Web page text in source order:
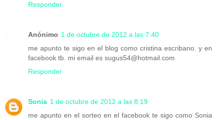
Responder
Anónimo 1 de octubre de 2012 a las 7:40
me apunto te sigo en el blog como cristina escribano. y en
facebook tb. mi email es sugus54@hotmail.com
Responder
Sonia 1 de octubre de 2012 a las 8:19
me apunto en el sorteo en el facebook te sigo como Sonia